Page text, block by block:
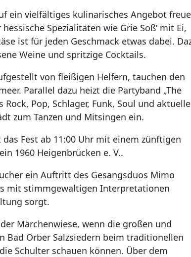
ein vielfältiges kulinarisches Angebot
Spezialitäten wie Grie Soß‘ mit Ei,
ist für jeden Geschmack etwas dabei.
Weine und spritzige Cocktails.
von fleißigen Helfern, tauchen den
Parallel dazu heizt die Partyband „The
Pop, Schlager, Funk, Soul und
zum Tanzen und Mitsingen ein.
Fest ab 11:00 Uhr mit einem zünftigen
1960 Heigenbrücken e. V..
ein Auftritt des Gesangsduos Mimo
mit stimmgewaltigen Interpretationen
sorgt.
Märchenwiese, wenn die großen und
Bad Orber Salzsiedern beim traditionellen
Schulter schauen können. Über dem